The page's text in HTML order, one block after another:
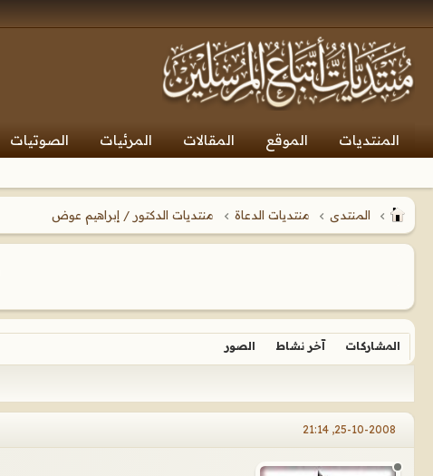
المنتديات الموقع المقالات المرئيات الصوتيات
المنتدى منتديات الدعاة منتديات الدكتور / إبراهيم عوض
المشاركات آخر نشاط الصور
25-10-2008, 21:14